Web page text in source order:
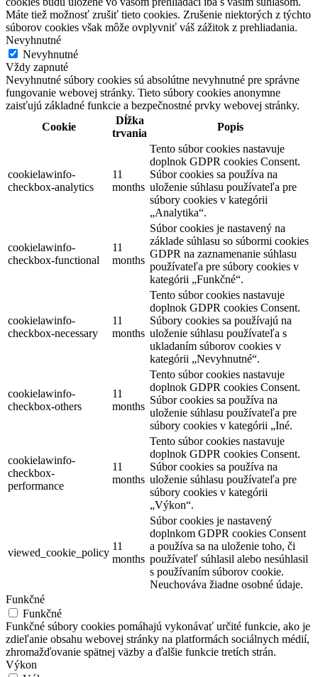
Máte tiež možnosť zrušiť tieto cookies. Zrušenie niektorých z týchto
súborov cookies však môže ovplyvniť váš zážitok z prehliadania.
Nevyhnutné
Nevyhnutné
Vždy zapnuté
Nevyhnutné súbory cookies sú absolútne nevyhnutné pre správne
fungovanie webovej stránky. Tieto súbory cookies anonymne
zaisťujú základné funkcie a bezpečnostné prvky webovej stránky.
Cookie
Dĺžka
trvania
Popis
cookielawinfo-
checkbox-analytics
11
months
Tento súbor cookies nastavuje
doplnok GDPR cookies Consent.
Súbor cookies sa používa na
uloženie súhlasu používateľa pre
súbory cookies v kategórii
„Analytika“.
cookielawinfo-
checkbox-functional
11
months
Súbor cookies je nastavený na
základe súhlasu so súbormi cookies
GDPR na zaznamenanie súhlasu
používateľa pre súbory cookies v
kategórii „Funkčné“.
cookielawinfo-
checkbox-necessary
11
months
Tento súbor cookies nastavuje
doplnok GDPR cookies Consent.
Súbory cookies sa používajú na
uloženie súhlasu používateľa s
ukladaním súborov cookies v
kategórii „Nevyhnutné“.
cookielawinfo-
checkbox-others
11
months
Tento súbor cookies nastavuje
doplnok GDPR cookies Consent.
Súbor cookies sa používa na
uloženie súhlasu používateľa pre
súbory cookies v kategórii „Iné.
cookielawinfo-
checkbox-
performance
11
months
Tento súbor cookies nastavuje
doplnok GDPR cookies Consent.
Súbor cookies sa používa na
uloženie súhlasu používateľa pre
súbory cookies v kategórii
„Výkon“.
viewed_cookie_policy
11
months
Súbor cookies je nastavený
doplnkom GDPR cookies Consent
a používa sa na uloženie toho, či
používateľ súhlasil alebo nesúhlasil
s používaním súborov cookie.
Neuchováva žiadne osobné údaje.
Funkčné
Funkčné
Funkčné súbory cookies pomáhajú vykonávať určité funkcie, ako je
zdieľanie obsahu webovej stránky na platformách sociálnych médií,
zhromažďovanie spätnej väzby a ďalšie funkcie tretích strán.
Výkon